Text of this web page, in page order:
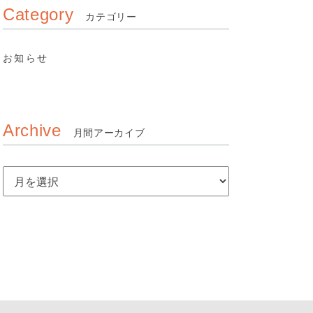
Category カテゴリー
お知らせ
Archive 月間アーカイブ